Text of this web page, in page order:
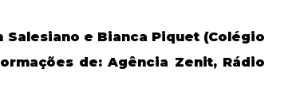
Salesiano e Bianca Piquet (Colégio
de: Agência Zenit, Rádio